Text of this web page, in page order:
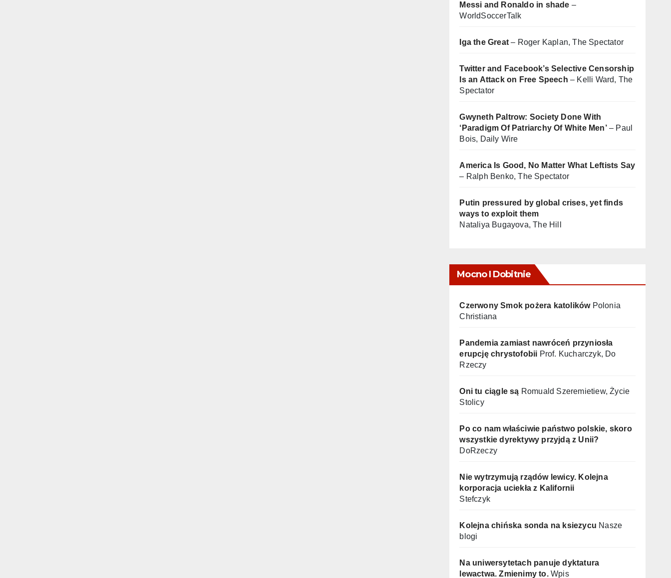
Messi and Ronaldo in shade –
WorldSoccerTalk
Iga the Great– Roger Kaplan, The Spectator
Twitter and Facebook’s Selective Censorship
Is an Attack on Free Speech – Kelli Ward, The
Spectator
Gwyneth Paltrow: Society Done With
‘Paradigm Of Patriarchy Of White Men’– Paul
Bois, Daily Wire
America Is Good, No Matter What Leftists Say
– Ralph Benko, The Spectator
Putin pressured by global crises, yet finds
ways to exploit them
Nataliya Bugayova, The Hill
Mocno I Dobitnie
Czerwony Smok pożera katolikówPolonia
Christiana
Pandemia zamiast nawróceń przyniosła
erupcję chrystofobii Prof. Kucharczyk, Do
Rzeczy
Oni tu ciągle są Romuald Szeremietiew, Życie
Stolicy
Po co nam właściwie państwo polskie, skoro
wszystkie dyrektywy przyjdą z Unii?
DoRzeczy
Nie wytrzymują rządów lewicy. Kolejna
korporacja uciekła z Kalifornii
Stefczyk
Kolejna chińska sonda na ksiezycu Nasze
blogi
Na uniwersytetach panuje dyktatura
lewactwa. Zmienimy to.Wpis